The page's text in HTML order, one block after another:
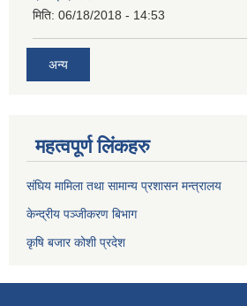
मिति: 06/18/2018 - 14:53
अन्य
महत्वपूर्ण लिंकहरु
संघिय मामिला तथा सामान्य प्रशासन मन्त्रालय
केन्द्रीय पञ्जीकरण बिभाग
कृषि बजार कोशी प्रदेश